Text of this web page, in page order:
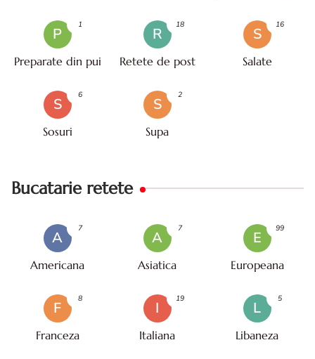
P
Preparate din pui
1
R
Retete de post
18
S
Salate
16
S
Sosuri
6
S
Supa
2
Bucatarie retete
A
Americana
7
A
Asiatica
7
E
Europeana
99
F
Franceza
8
I
Italiana
19
L
Libaneza
5